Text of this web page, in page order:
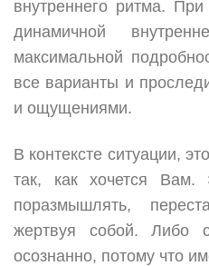
внутреннего ритма.
динамичной
максимальной
все варианты и
и ощущениями.
В контексте ситуации,
так, как хочется Вам.
поразмышлять,
жертвуя собой. Либо
осознанно, потому что